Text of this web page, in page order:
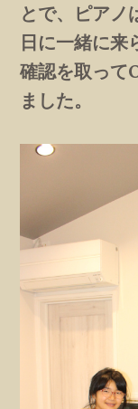
とで、ピアノ
日に一緒に来
確認を取って
ました。